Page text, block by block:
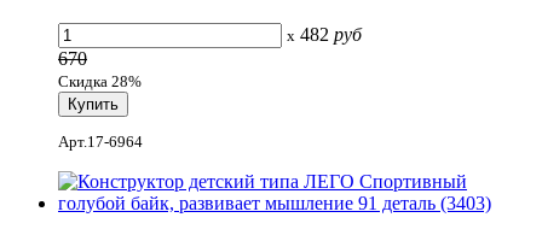
x 482 руб
670
Скидка 28%
Арт.17-6964